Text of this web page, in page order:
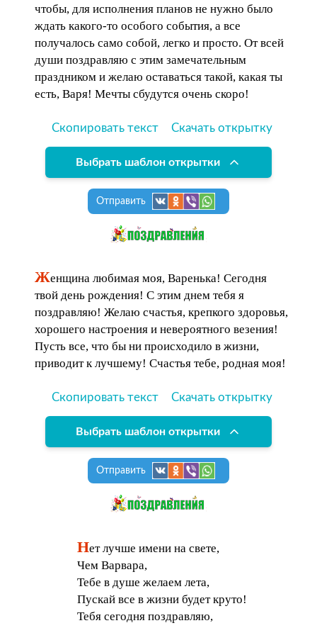
чтобы, для исполнения планов не нужно было
ждать какого-то особого события, а все
получалось само собой, легко и просто. От всей
души поздравляю с этим замечательным
праздником и желаю оставаться такой, какая ты
есть, Варя! Мечты сбудутся очень скоро!
Скопировать текст Скачать открытку
Выбрать шаблон открытки
Отправить
Женщина любимая моя, Варенька! Сегодня
твой день рождения! С этим днем тебя я
поздравляю! Желаю счастья, крепкого здоровья,
хорошего настроения и невероятного везения!
Пусть все, что бы ни происходило в жизни,
приводит к лучшему! Счастья тебе, родная моя!
Скопировать текст Скачать открытку
Выбрать шаблон открытки
Отправить
Нет лучше имени на свете,
Чем Варвара,
Тебе в душе желаем лета,
Пускай все в жизни будет круто!
Тебя сегодня поздравляю,